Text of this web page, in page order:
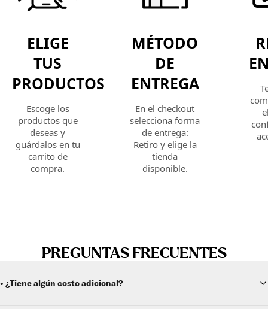
ELIGE
TUS
PRODUCTOS
Escoge los
productos que
deseas y
guárdalos en tu
carrito de
compra.
MÉTODO
DE
ENTREGA
En el checkout
selecciona forma
de entrega:
Retiro y elige la
tienda
disponible.
PREGUNTAS FRECUENTES
• ¿Tiene algún costo adicional?